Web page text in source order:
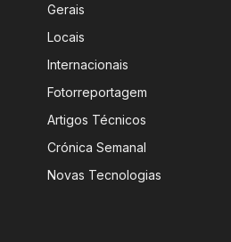
Gerais
Locais
Internacionais
Fotorreportagem
Artigos Técnicos
Crónica Semanal
Novas Tecnologias